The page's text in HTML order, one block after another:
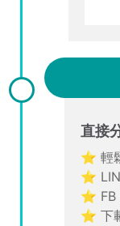
直接
⭐ 輕
⭐
⭐ FB
⭐ 下